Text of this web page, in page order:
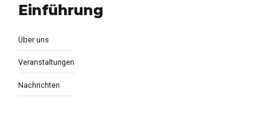
Einführung
Über uns
Veranstaltungen
Nachrichten